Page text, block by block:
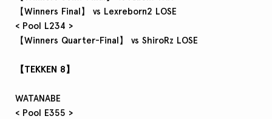
【Winners Final】 vs Lexreborn2 LOSE
< Pool L234 >
【Winners Quarter-Final】 vs ShiroRz LOSE
【TEKKEN 8】
WATANABE
< Pool E355 >